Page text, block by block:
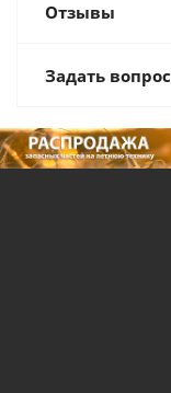
Отзывы
Задать вопрос